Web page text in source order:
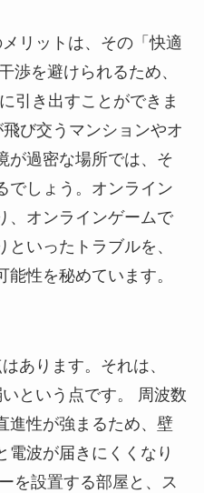
リットは、その「快適
渉を避けられるため、
引き出すことができま
び交うマンションやオ
が過密な場所では、そ
でしょう。オンライン
、オンラインゲームで
いったトラブルを、
性を秘めています。
あります。それは、
という点です。 周波数
進性が強まるため、壁
電波が届きにくくなり
を設置する部屋と、ス